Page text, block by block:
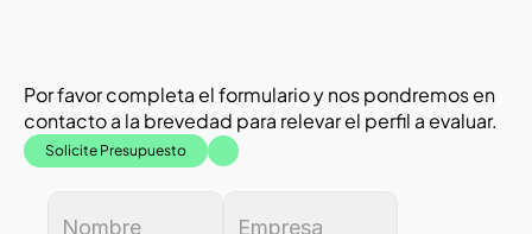
Por favor completa el formulario y nos pondremos en
contacto a la brevedad para relevar el perfil a evaluar.
Solicite Presupuesto